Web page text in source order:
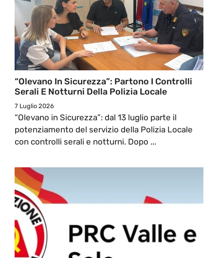
“Olevano In Sicurezza”: Partono I Controlli
Serali E Notturni Della Polizia Locale
7 Luglio 2026
“Olevano in Sicurezza”: dal 13 luglio parte il
potenziamento del servizio della Polizia Locale
con controlli serali e notturni. Dopo ...